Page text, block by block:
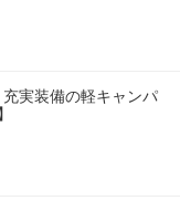
実装備の軽キャンパ